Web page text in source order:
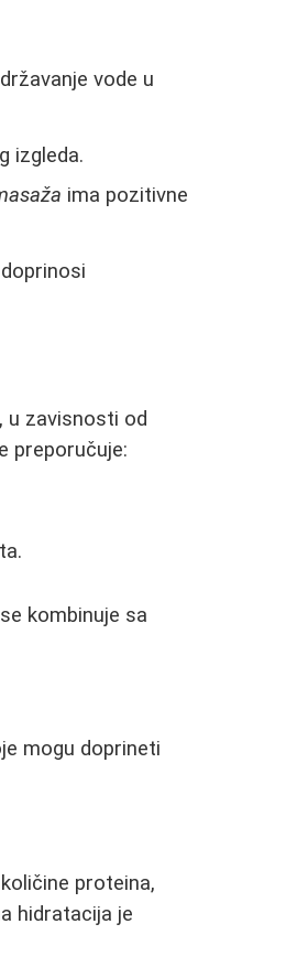
vode u
izgleda.
ima pozitivne
u zavisnosti od
preporučuje:
kombinuje sa
mogu doprineti
proteina,
hidratacija je